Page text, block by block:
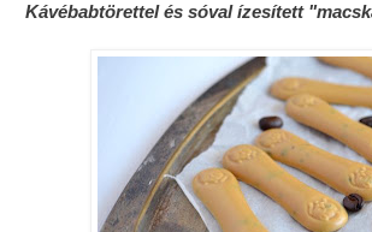
Kávébabtörettel és sóval ízesített